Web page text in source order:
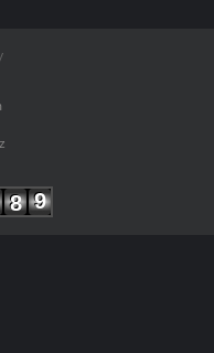
8 9